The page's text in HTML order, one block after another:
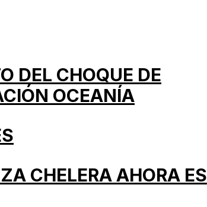
DEL CHOQUE DE
OCEANÍA
CHELERA AHORA ES